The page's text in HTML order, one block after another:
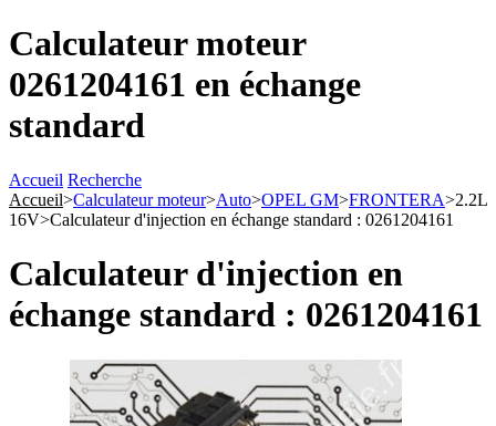
Calculateur moteur
0261204161 en échange
standard
Accueil Recherche
Accueil>Calculateur moteur>Auto>OPEL GM>FRONTERA>2.2L
16V>Calculateur d'injection en échange standard : 0261204161
Calculateur d'injection en
échange standard : 0261204161